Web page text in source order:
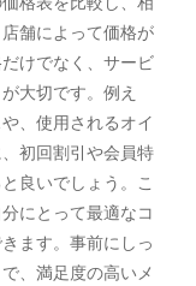
舗によって価格が
けでなく、サービ
大切です。例え
、使用されるオイ
初回割引や会員特
良いでしょう。こ
にとって最適なコ
ます。事前にしっ
、満足度の高いメ